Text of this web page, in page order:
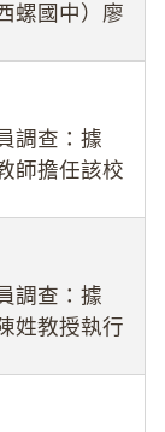
螺國中）廖
經該校校園
調查：據
師擔任該校
以手機傳送
調查：據
姓教授執行
(115教調